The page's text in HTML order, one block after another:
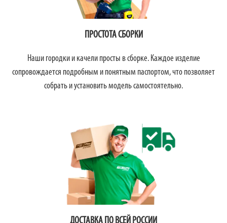
ПРОСТОТА СБОРКИ
Наши городки и качели просты в сборке. Каждое изделие
сопровождается подробным и понятным паспортом, что позволяет
собрать и установить модель самостоятельно.